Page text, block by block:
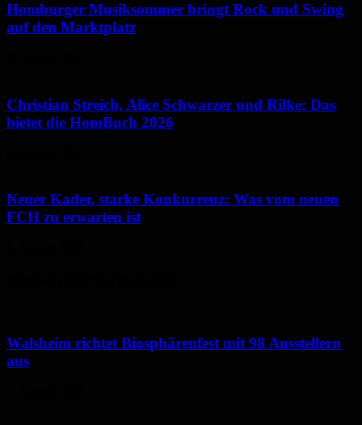
Homburger Musiksommer bringt Rock und Swing
auf den Marktplatz
Christian Streich, Alice Schwarzer und Rilke: Das
bietet die HomBuch 2026
Neuer Kader, starke Konkurrenz: Was vom neuen
FCH zu erwarten ist
Walsheim richtet Biosphärenfest mit 98 Ausstellern
aus